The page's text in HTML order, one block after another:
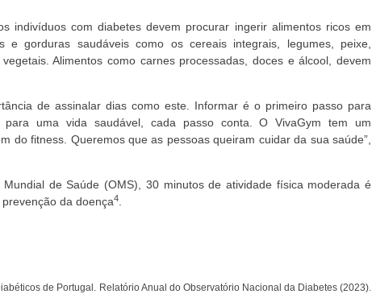
indivíduos com diabetes devem procurar ingerir alimentos ricos em
e gorduras saudáveis como os cereais integrais, legumes, peixe,
Alimentos como carnes processadas, doces e álcool, devem
de assinalar dias como este. Informar é o primeiro passo para
uma vida saudável, cada passo conta. O VivaGym tem um
do fitness. Queremos que as pessoas queiram cuidar da sua saúde”,
Mundial de Saúde (OMS), 30 minutos de atividade física moderada é
da doença4
de Portugal. Relatório Anual do Observatório Nacional da Diabetes (2023).